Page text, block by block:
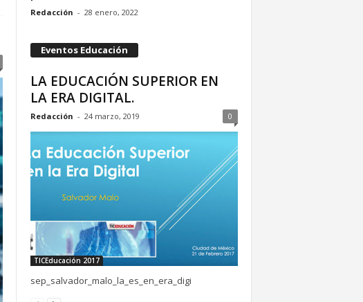
Redacción - 28 enero, 2022
Eventos Educación
LA EDUCACIÓN SUPERIOR EN
LA ERA DIGITAL.
Redacción - 24 marzo, 2019 0
TICEducación 2017
sep_salvador_malo_la_es_en_era_digi